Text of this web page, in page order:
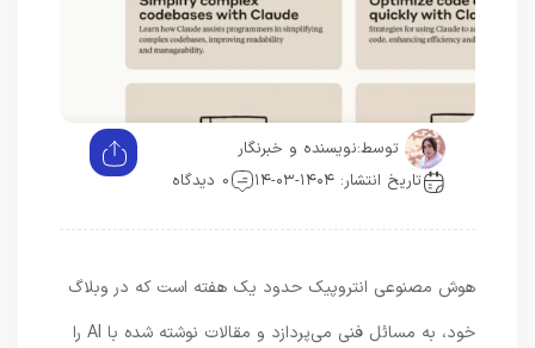
توسط: نویسنده و خبرنگار
تاریخ انتشار: ۱۴۰۴-۰۳-۱۴
0 دیدگاه
هوش مصنوعی انتروپیک حدود یک هفته است که در وبلاگ
خود، به مسائل فنی می‌پردازد و مقالات نوشته شده با AI را